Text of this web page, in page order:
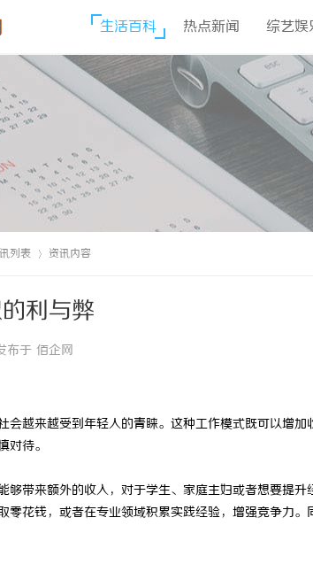
生活百科 热点新闻 综艺娱
列表 资讯内容
利与弊
于 佰企网
会越来越受到年轻人的青睐。这种工作模式既可以增
对待。
够带来额外的收入，对于学生、家庭主妇或者想要提
零花钱，或者在专业领域积累实践经验，增强竞争力